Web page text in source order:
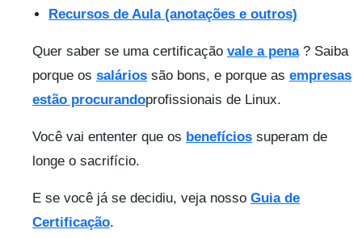
Recursos de Aula (anotações e outros)
Quer saber se uma certificação vale a pena? Saiba
porque os salários são bons, e porque as empresas
estão procurandoprofissionais de Linux.
Você vai ententer que os benefícios superam de
longe o sacrifício.
E se você já se decidiu, veja nosso Guia de
Certificação.